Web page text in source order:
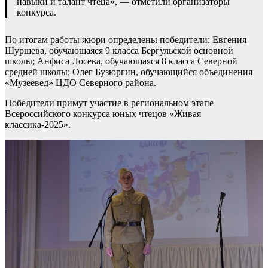
конкурса.
По итогам работы жюри определены победители: Евгения
Шуршева, обучающаяся 9 класса Бергульской основной
школы; Анфиса Лосева, обучающаяся 8 класса Северной
средней школы; Олег Бузюргин, обучающийся объединения
«Музеевед» ЦДО Северного района.
Победители примут участие в региональном этапе
Всероссийского конкурса юных чтецов «Живая
классика-2025».